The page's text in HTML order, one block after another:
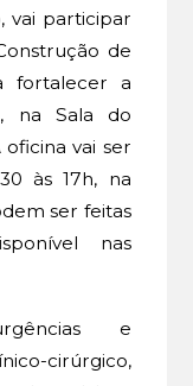
vai participar
de
fortalecer a
na Sala do
oficina vai ser
às 17h, na
ser feitas
nas
e
cirúrgico,